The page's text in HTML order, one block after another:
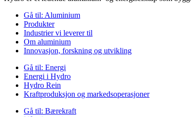
Gå til: Aluminium
Produkter
Industrier vi leverer til
Om aluminium
Innovasjon, forskning og utvikling
Gå til: Energi
Energi i Hydro
Hydro Rein
Kraftproduksjon og markedsoperasjoner
Gå til: Bærekraft